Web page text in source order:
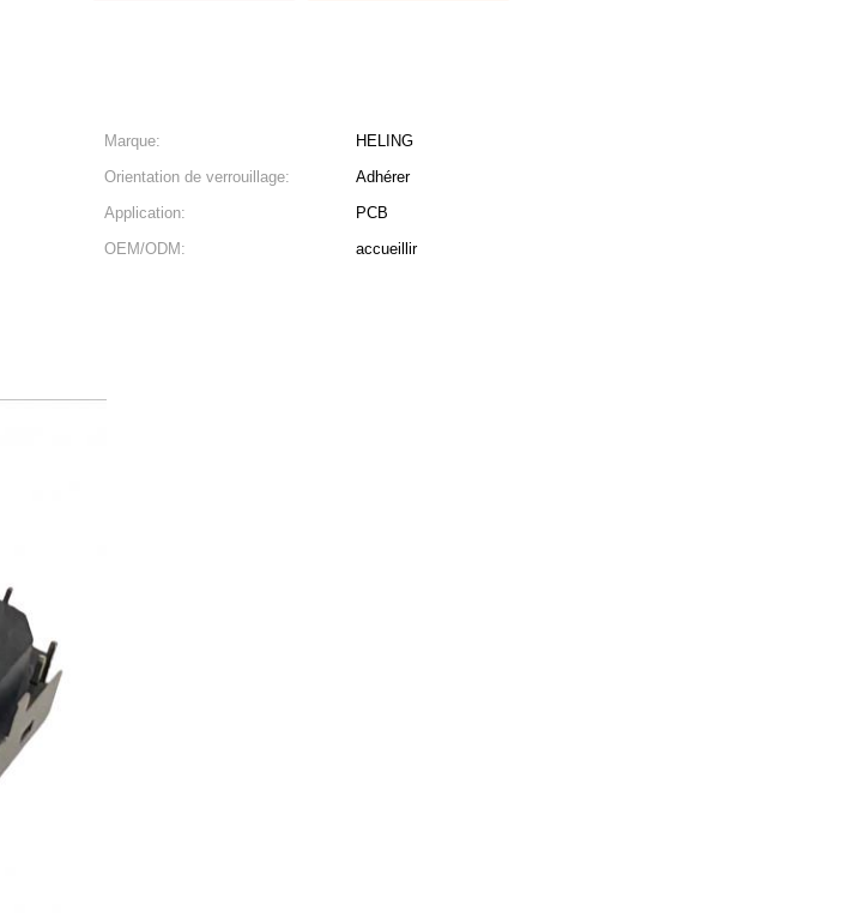
Marque:
HELING
Orientation de verrouillage:
Adhérer
Application:
PCB
OEM/ODM:
accueillir